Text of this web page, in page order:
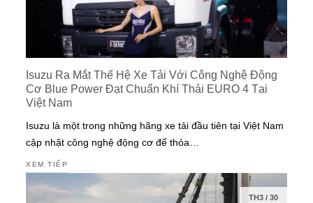
Isuzu Ra Mắt Thế Hệ Xe Tải Với Công Nghệ Động
Cơ Blue Power Đạt Chuẩn Khí Thải EURO 4 Tại
Việt Nam
Isuzu là một trong những hãng xe tải đầu tiên tại Việt Nam
cập nhật công nghệ động cơ để thỏa…
XEM TIẾP
TH3/ 30